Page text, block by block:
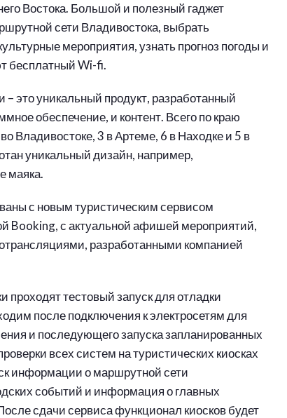
Востока. Большой и полезный гаджет
сети Владивостока, выбрать
мероприятия, узнать прогноз погоды и
бесплатный Wi-fi.
это уникальный продукт, разработанный
обеспечение, и контент. Всего по краю
Владивостоке, 3 в Артеме, 6 в Находке и 5 в
уникальный дизайн, например,
маяка.
с новым туристическим сервисом
Booking, с актуальной афишей мероприятий,
разработанными компанией
проходят тестовый запуск для отладки
после подключения к электросетям для
и последующего запуска запланированных
всех систем на туристических киосках
информации о маршрутной сети
событий и информация о главных
сдачи сервиса функционал киосков будет